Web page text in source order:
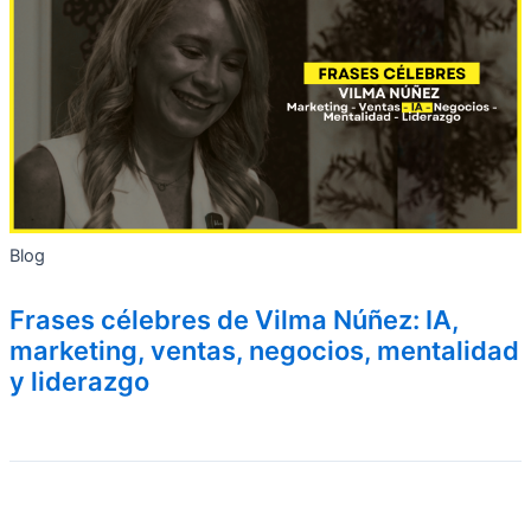
Blog
Frases célebres de Vilma Núñez: IA,
marketing, ventas, negocios, mentalidad
y liderazgo